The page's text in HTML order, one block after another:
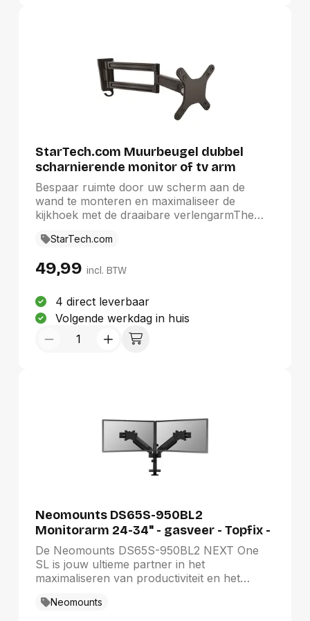
StarTech.com Muurbeugel dubbel
scharnierende monitor of tv arm
Bespaar ruimte door uw scherm aan de
wand te monteren en maximaliseer de
kijkhoek met de draaibare verlengarmThe
StarTech.com
49,99 incl. BTW
4 direct leverbaar
Volgende werkdag in huis
Neomounts DS65S-950BL2
Monitorarm 24-34" - gasveer - Topfix -
multi-instelbaar - 180°-stop
De Neomounts DS65S-950BL2 NEXT One
SL is jouw ultieme partner in het
maximaliseren van productiviteit en het
unieke monitorarm is gemaakt met precisie
Neomounts